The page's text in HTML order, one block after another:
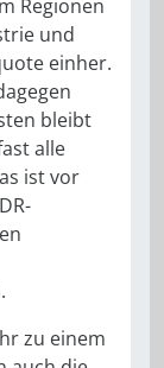
Regionen
und
einher.
bleibt
alle
ist vor
zu einem